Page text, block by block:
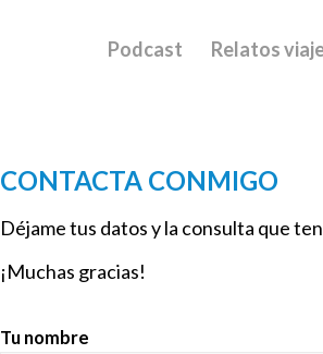
Podcast Relatos
CONTACTA CONMIGO
Déjame tus datos y la consulta que
¡Muchas gracias!
Tu nombre